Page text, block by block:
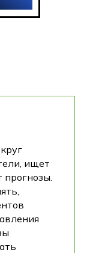
ищет
прогнозы.